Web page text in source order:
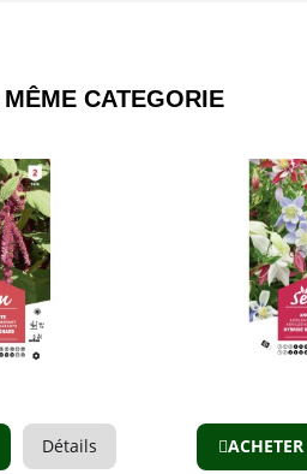
CATEGORIE​
Détails ACHETER